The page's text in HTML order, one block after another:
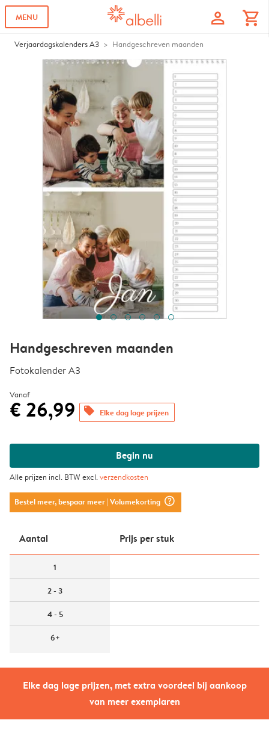
MENU profile shopping_cart
Verjaardagskalenders A3 Handgeschreven maanden
Elke dag lage prijzen, met extra voordeel bij aankoop
van meer exemplaren
Handgeschreven maanden
Fotokalender A3
Vanaf
€ 26,99 offers Elke dag lage prijzen
Begin nu
Alle prijzen incl. BTW excl.verzendkosten
Bestel meer, bespaar meer| Volumekorting question_mark_circle
Aantal Prijs per stuk
1
2 - 3
4 - 5
6+